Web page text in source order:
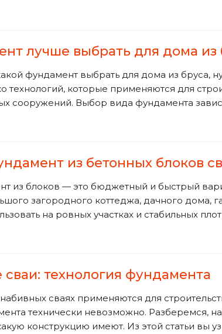
лучше выбрать для дома из
фундамент выбрать для дома из бруса,
технологий, которые применяются для
сооружений. Выбор вида фундамента
из бетонных блоков
из блоков — это бюджетный и быстрый
загородного коттеджа, дачного дома,
на ровных участках и стабильных
технология фундамента
сваях применяются для
технически невозможно. Разберемся,
конструкцию имеют. Из этой статьи вы